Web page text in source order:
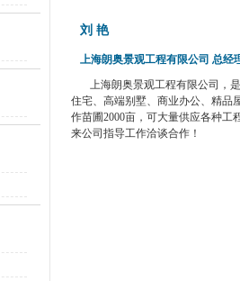
刘 艳
上海朗奥景观工程有限公司 总经
上海朗奥景观工程有限公司，是
住宅、高端别墅、商业办公、精品
作苗圃2000亩，可大量供应各种工
来公司指导工作洽谈合作！